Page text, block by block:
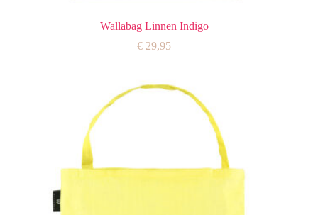
Wallabag Linnen Indigo
€ 29,95